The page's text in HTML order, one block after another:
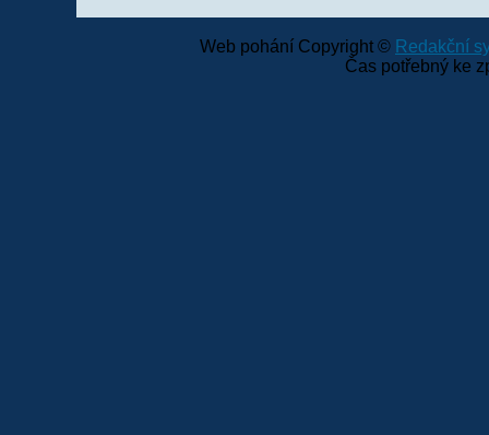
Web pohání Copyright © Redakční
Čas potřebný ke